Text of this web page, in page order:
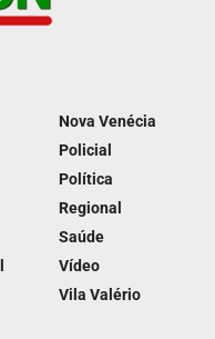
Nova Venécia
Policial
Política
Regional
Saúde
Vídeo
Vila Valério